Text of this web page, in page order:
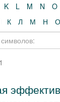
K L M N O
К Л М Н О